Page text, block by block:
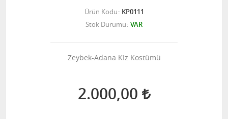
Ürün Kodu KP0111
Stok Durumu VAR
Zeybek-Adana KIz Kostümü
2.000,00